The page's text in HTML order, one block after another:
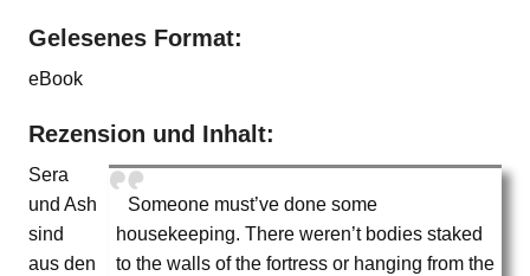
Gelesenes Format:
eBook
Rezension und Inhalt:
Someone must’ve done some
housekeeping. There weren’t bodies staked
to the walls of the fortress or hanging from the
Sera
und Ash
sind
aus den